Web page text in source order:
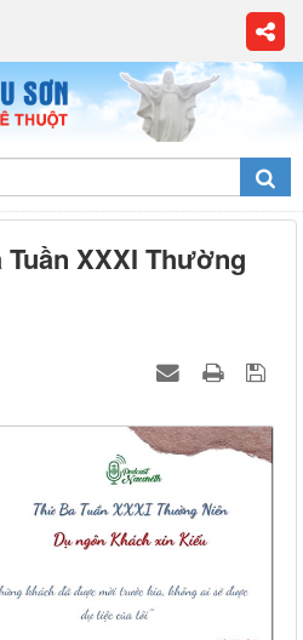
XXXI Thường